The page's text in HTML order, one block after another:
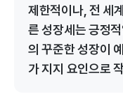
제한적이나, 전 세
른 성장세는 긍정
의 꾸준한 성장이
가 지지 요인으로